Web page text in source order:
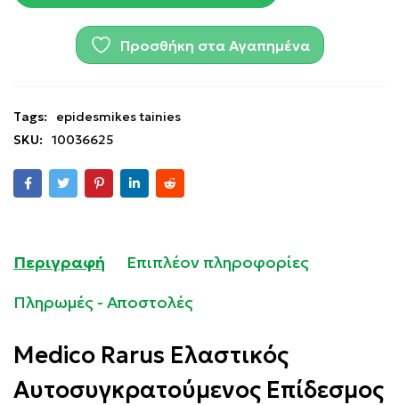
Προσθήκη στα Αγαπημένα
Tags:
epidesmikes tainies
SKU:
10036625
Περιγραφή
Επιπλέον πληροφορίες
Πληρωμές - Αποστολές
Medico Rarus Ελαστικός
Αυτοσυγκρατούμενος Επίδεσμος